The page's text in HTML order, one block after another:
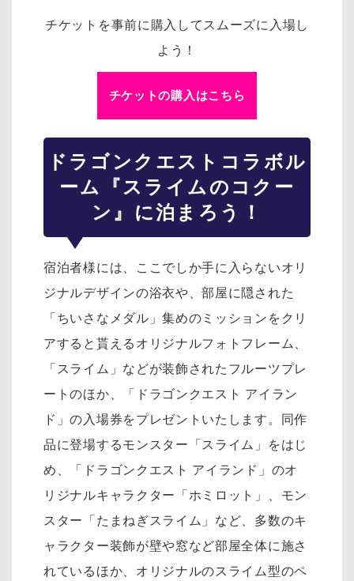
チケットを事前に購入してスムーズに入場し
よう！
チケットの購入はこちら
ドラゴンクエスト コラボル
ーム『スライムのコクー
ン』に泊まろう！
宿泊者様には、ここでしか手に入らないオリ
ジナルデザインの浴衣や、部屋に隠された
「ちいさなメダル」集めのミッションをクリ
アすると貰えるオリジナルフォトフレーム、
「スライム」などが装飾されたフルーツプレ
ートのほか、「ドラゴンクエスト アイラン
ド」の入場券をプレゼントいたします。同作
品に登場するモンスター「スライム」をはじ
め、「ドラゴンクエスト アイランド」のオ
リジナルキャラクター「ホミロット」、モン
スター「たまねぎスライム」など、多数のキ
ャラクター装飾が壁や窓など部屋全体に施さ
れているほか、オリジナルのスライム型のペ